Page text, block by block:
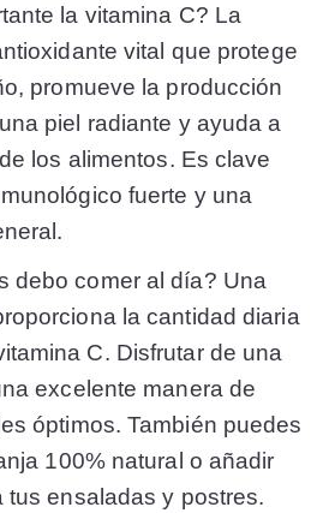
la vitamina C? La
vital que protege
promueve la producción
piel radiante y ayuda a
los alimentos. Es clave
fuerte y una
debo comer al día? Una
la cantidad diaria
C. Disfrutar de una
excelente manera de
óptimos. También puedes
100% natural o añadir
tus ensaladas y postres.